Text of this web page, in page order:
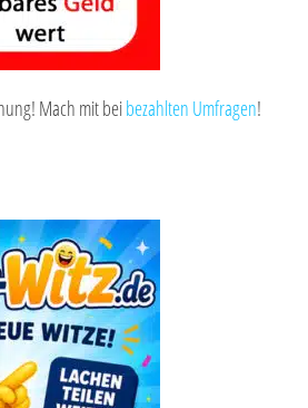
Mach mit beibezahlten Umfragen!